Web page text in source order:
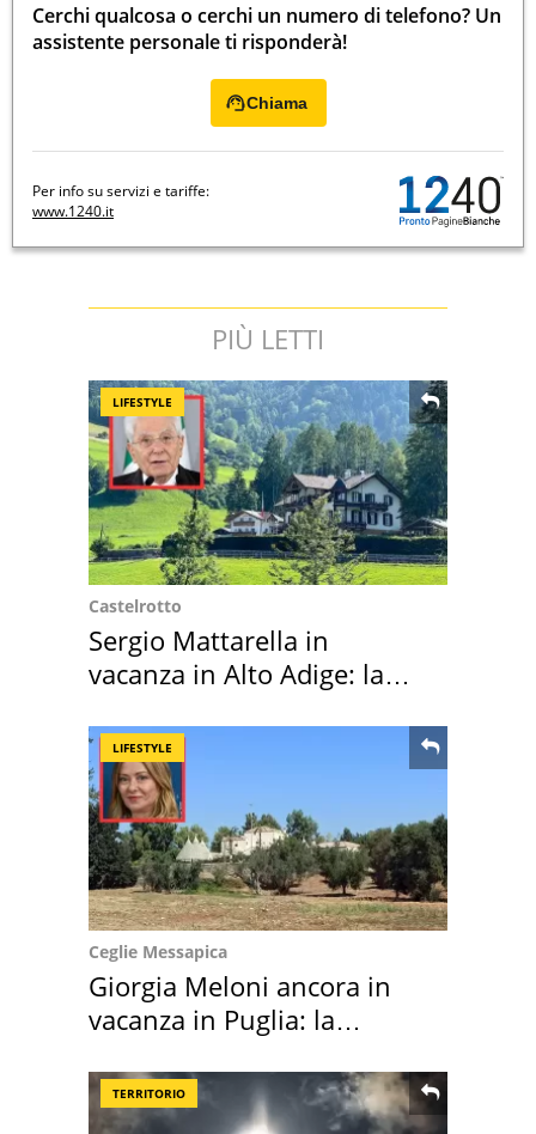
Cerchi qualcosa o cerchi un numero di telefono? Un
assistente personale ti risponderà!
Chiama
Per info su servizi e tariffe:
www.1240.it
PIÙ LETTI
LIFESTYLE
Castelrotto
Sergio Mattarella in
vacanza in Alto Adige: la
LIFESTYLE
Ceglie Messapica
Giorgia Meloni ancora in
vacanza in Puglia: la
TERRITORIO